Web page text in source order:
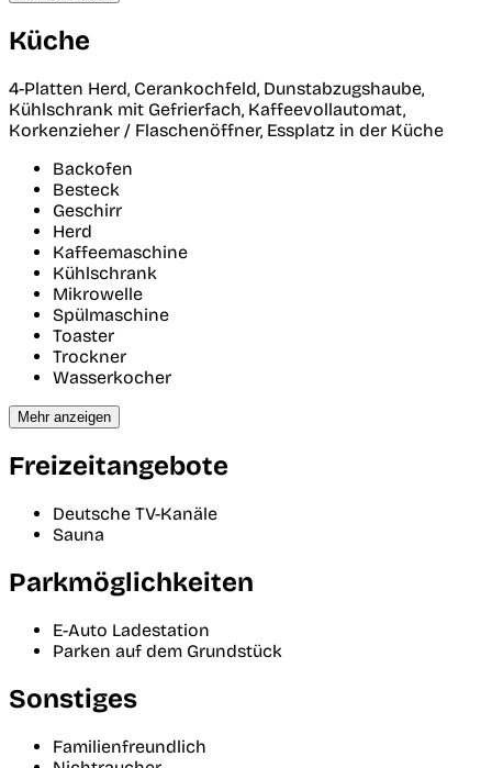
Küche
4-Platten Herd, Cerankochfeld, Dunstabzugshaube,
Kühlschrank mit Gefrierfach, Kaffeevollautomat,
Korkenzieher / Flaschenöffner, Essplatz in der Küche
Backofen
Besteck
Geschirr
Herd
Kaffeemaschine
Kühlschrank
Mikrowelle
Spülmaschine
Toaster
Trockner
Wasserkocher
Mehr anzeigen
Freizeitangebote
Deutsche TV-Kanäle
Sauna
Parkmöglichkeiten
E-Auto Ladestation
Parken auf dem Grundstück
Sonstiges
Familienfreundlich